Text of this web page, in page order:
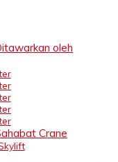
oleh
Crane